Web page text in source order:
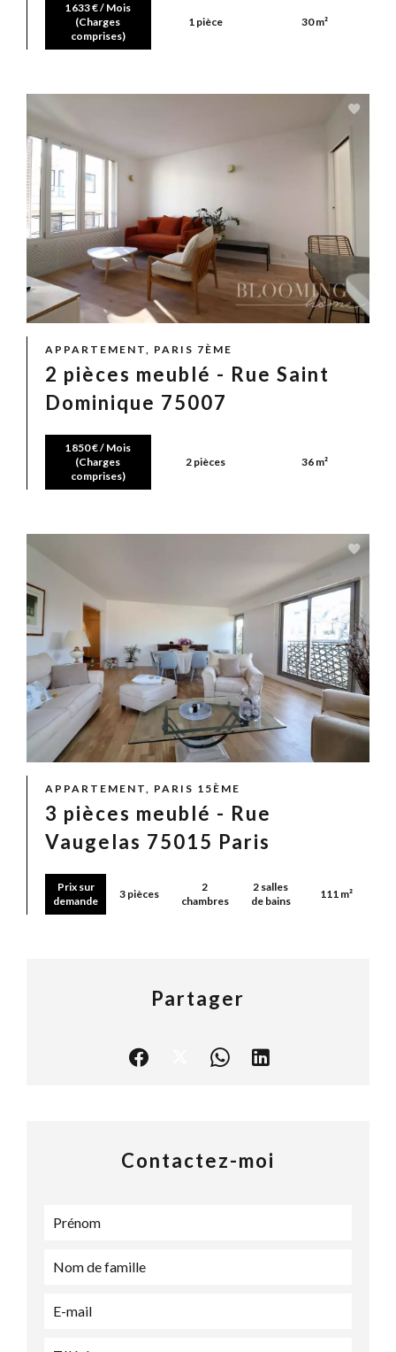
1 633 € / Mois
(Charges
comprises)
1 pièce 30 m²
APPARTEMENT, PARIS 7ÈME
2 pièces meublé - Rue Saint
Dominique 75007
1 850 € / Mois
(Charges
comprises)
2 pièces 36 m²
APPARTEMENT, PARIS 15ÈME
3 pièces meublé - Rue
Vaugelas 75015 Paris
Prix sur
demande
3 pièces
2
chambres
2 salles
de bains
111 m²
Partager
Contactez-moi